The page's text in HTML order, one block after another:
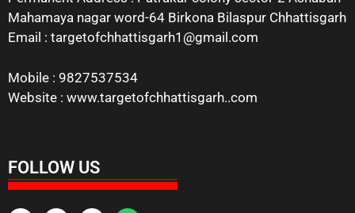
Mahamaya nagar word-64 Birkona Bilaspur Chhattisgarh
Email : targetofchhattisgarh1@gmail.com
Mobile : 9827537534
Website : www.targetofchhattisgarh..com
FOLLOW US